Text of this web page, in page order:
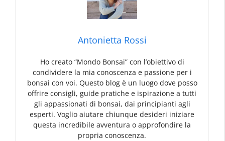
Antonietta Rossi
Ho creato “Mondo Bonsai” con l’obiettivo di
condividere la mia conoscenza e passione per i
bonsai con voi. Questo blog è un luogo dove posso
offrire consigli, guide pratiche e ispirazione a tutti
gli appassionati di bonsai, dai principianti agli
esperti. Voglio aiutare chiunque desideri iniziare
questa incredibile avventura o approfondire la
propria conoscenza.